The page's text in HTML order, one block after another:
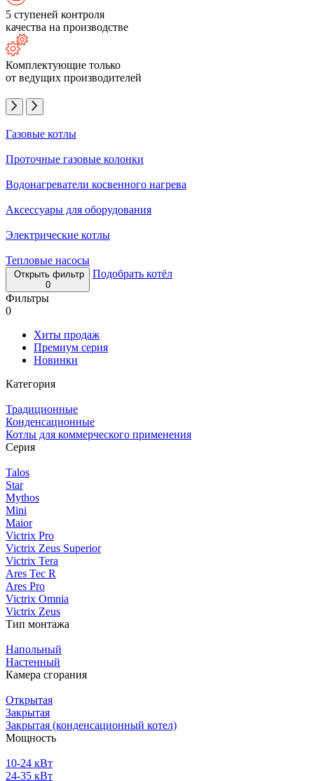
5 ступеней контроля
качества на производстве
Комплектующие только
от ведущих производителей
Газовые котлы
Проточные газовые колонки
Водонагреватели косвенного нагрева
Аксессуары для оборудования
Электрические котлы
Тепловые насосы
Открыть фильтр
0
Подобрать котёл
Фильтры
0
Хиты продаж
Премиум серия
Новинки
Категория
Традиционные
Конденсационные
Котлы для коммерческого применения
Серия
Talos
Star
Mythos
Mini
Maior
Victrix Pro
Victrix Zeus Superior
Victrix Tera
Ares Tec R
Ares Pro
Victrix Omnia
Victrix Zeus
Тип монтажа
Напольный
Настенный
Камера сгорания
Открытая
Закрытая
Закрытая (конденсационный котел)
Мощность
10-24 кВт
24-35 кВт